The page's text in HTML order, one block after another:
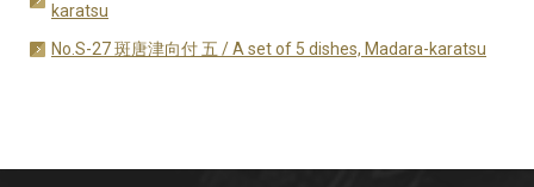
karatsu
No.S-27 斑唐津向付 五 / A set of 5 dishes, Madara-karatsu